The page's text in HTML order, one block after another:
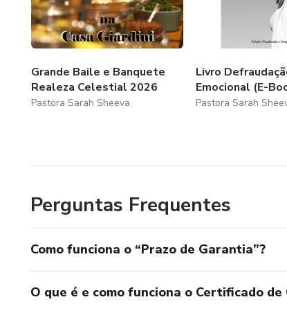
Grande Baile e Banquete
Realeza Celestial 2026
Pastora Sarah Sheeva
Livro
Emocional (E-
Pastora Sarah
Perguntas Frequentes
Como funciona o “Prazo de Garantia”?
O que é e como funciona o Certificado